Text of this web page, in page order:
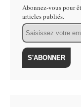
Abonnez-vous pour
articles publiés.
Email